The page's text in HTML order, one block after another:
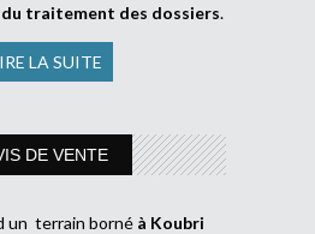
traitement des dossiers.
LA SUITE
DE VENTE
un terrain borné à Koubri